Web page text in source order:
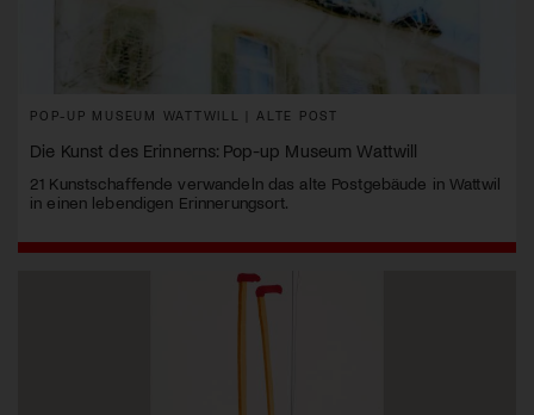
POP-UP MUSEUM WATTWILL | ALTE POST
Die Kunst des Erinnerns: Pop-up Museum Wattwill
21 Kunstschaffende verwandeln das alte Postgebäude in Wattwil
in einen lebendigen Erinnerungsort.